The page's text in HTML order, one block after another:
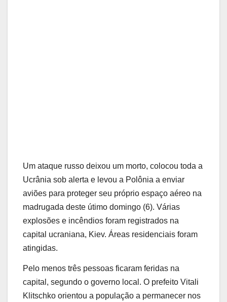
Um ataque russo deixou um morto, colocou toda a
Ucrânia sob alerta e levou a Polônia a enviar
aviões para proteger seu próprio espaço aéreo na
madrugada deste útimo domingo (6). Várias
explosões e incêndios foram registrados na
capital ucraniana, Kiev. Áreas residenciais foram
atingidas.
Pelo menos três pessoas ficaram feridas na
capital, segundo o governo local. O prefeito Vitali
Klitschko orientou a população a permanecer nos